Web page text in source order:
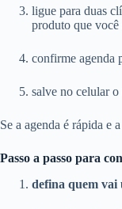
ligue para duas
produto que você
confirme agenda
salve no celular
Se a agenda é rápida e
Passo a passo para
defina quem vai